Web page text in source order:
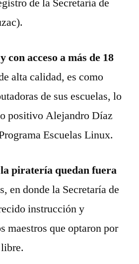
de la Secretaría de
acceso a más de 18
alta calidad, es como
de sus escuelas, lo
positivo Alejandro Díaz
Escuelas Linux.
piratería quedan fuera
en donde la Secretaría de
instrucción y
maestros que optaron por